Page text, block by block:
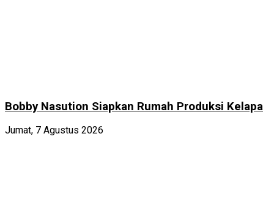
Bobby Nasution Siapkan Rumah Produksi Kelapa
Jumat, 7 Agustus 2026